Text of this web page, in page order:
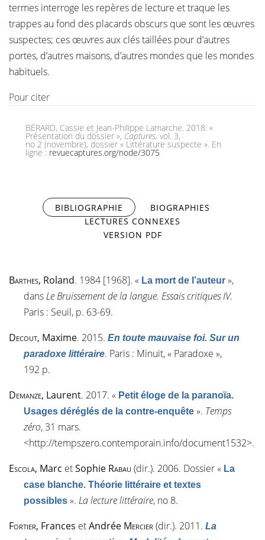
termes interroge les repères de lecture et traque les
trappes au fond des placards obscurs que sont les œuvres
suspectes; ces œuvres aux clés taillées pour d’autres
portes, d’autres maisons, d’autres mondes que les mondes
habituels.
Pour citer
BÉRARD, Cassie et Jean-Philippe Lamarche. 2018. «
Présentation du dossier », Captures, vol. 3,
no 2 (novembre), dossier « Littérature suspecte ». En
ligne : revuecaptures.org/node/3075
BIBLIOGRAPHIE (ONGLET ACTIF)
BIOGRAPHIES
LECTURES CONNEXES
VERSION PDF
Barthes, Roland. 1984 [1968]. « La mort de l’auteur »,
dansLe Bruissement de la langue. Essais critiques IV.
Paris : Seuil, p. 63-69.
Decout, Maxime. 2015. En toute mauvaise foi. Sur un
paradoxe littéraire. Paris : Minuit, « Paradoxe »,
192 p.
Demanze, Laurent. 2017. « Petit éloge de la paranoïa.
Usages déréglés de la contre-enquête ». Temps
zéro, 31 mars.
<http://tempszero.contemporain.info/document1532>.
Escola, Marc etSophie Rabau (dir.). 2006. Dossier« La
case blanche. Théorie littéraire et textes
possibles ». La lecture littéraire, no 8.
Fortier, Frances etAndrée Mercier(dir.). 2011. La